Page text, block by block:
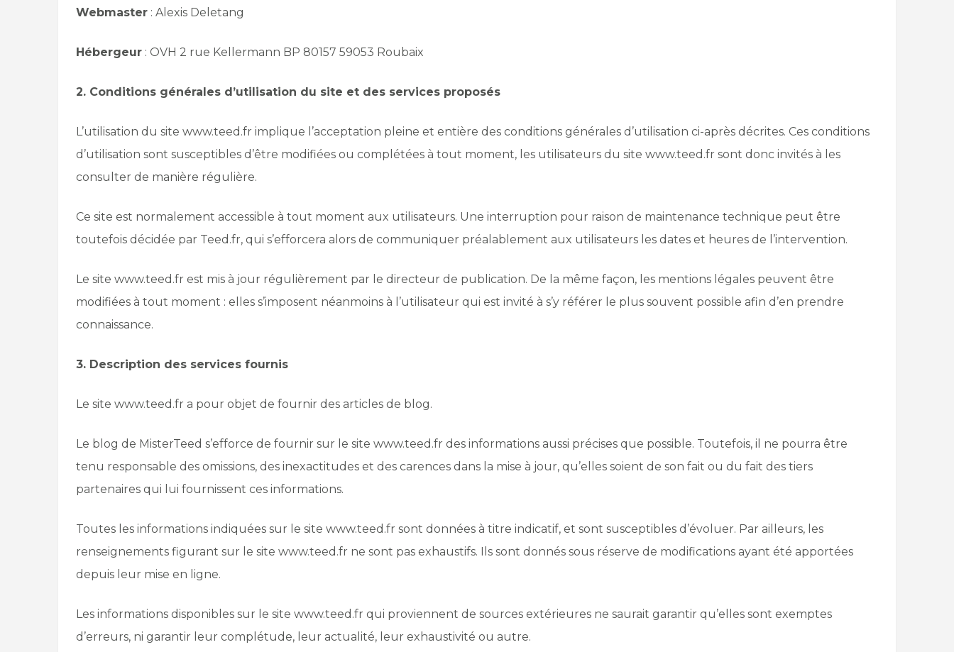
Webmaster : Alexis Deletang
Hébergeur : OVH 2 rue Kellermann BP 80157 59053 Roubaix
2. Conditions générales d’utilisation du site et des services proposés
L’utilisation du site www.teed.fr implique l’acceptation pleine et entière des conditions générales d’utilisation ci-après décrites. Ces conditions
d’utilisation sont susceptibles d’être modifiées ou complétées à tout moment, les utilisateurs du site www.teed.fr sont donc invités à les
consulter de manière régulière.
Ce site est normalement accessible à tout moment aux utilisateurs. Une interruption pour raison de maintenance technique peut être
toutefois décidée par Teed.fr, qui s’efforcera alors de communiquer préalablement aux utilisateurs les dates et heures de l’intervention.
Le site www.teed.fr est mis à jour régulièrement par le directeur de publication. De la même façon, les mentions légales peuvent être
modifiées à tout moment : elles s’imposent néanmoins à l’utilisateur qui est invité à s’y référer le plus souvent possible afin d’en prendre
connaissance.
3. Description des services fournis
Le site www.teed.fr a pour objet de fournir des articles de blog.
Le blog de MisterTeed s’efforce de fournir sur le site www.teed.fr des informations aussi précises que possible. Toutefois, il ne pourra être
tenu responsable des omissions, des inexactitudes et des carences dans la mise à jour, qu’elles soient de son fait ou du fait des tiers
partenaires qui lui fournissent ces informations.
Toutes les informations indiquées sur le site www.teed.fr sont données à titre indicatif, et sont susceptibles d’évoluer. Par ailleurs, les
renseignements figurant sur le site www.teed.fr ne sont pas exhaustifs. Ils sont donnés sous réserve de modifications ayant été apportées
depuis leur mise en ligne.
Les informations disponibles sur le site www.teed.fr qui proviennent de sources extérieures ne saurait garantir qu’elles sont exemptes
d’erreurs, ni garantir leur complétude, leur actualité, leur exhaustivité ou autre.